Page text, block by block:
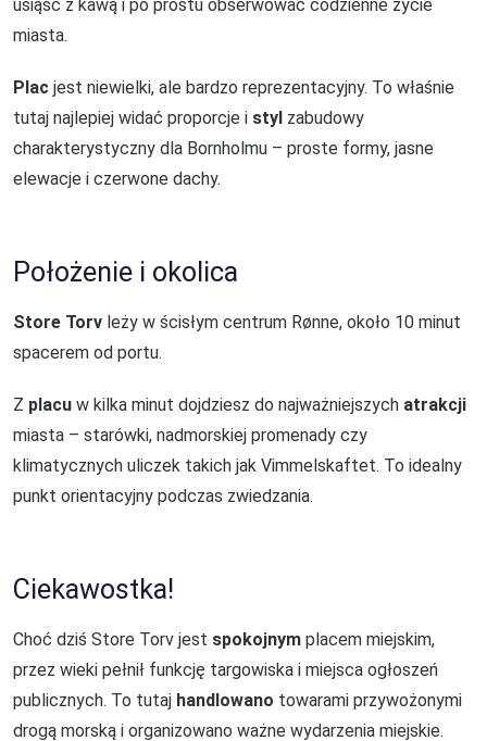
usiąść z kawą i po prostu obserwować codzienne życie
miasta.
Plac jest niewielki, ale bardzo reprezentacyjny. To właśnie
tutaj najlepiej widać proporcje i styl zabudowy
charakterystyczny dla Bornholmu – proste formy, jasne
elewacje i czerwone dachy.
Położenie i okolica
Store Torv leży w ścisłym centrum Rønne, około 10 minut
spacerem od portu.
Z placu w kilka minut dojdziesz do najważniejszych atrakcji
miasta – starówki, nadmorskiej promenady czy
klimatycznych uliczek takich jak Vimmelskaftet. To idealny
punkt orientacyjny podczas zwiedzania.
Ciekawostka!
Choć dziś Store Torv jest spokojnym placem miejskim,
przez wieki pełnił funkcję targowiska i miejsca ogłoszeń
publicznych. To tutaj handlowano towarami przywożonymi
drogą morską i organizowano ważne wydarzenia miejskie.